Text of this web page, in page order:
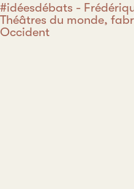
#idéesdébats -
Théâtres du monde,
Occident